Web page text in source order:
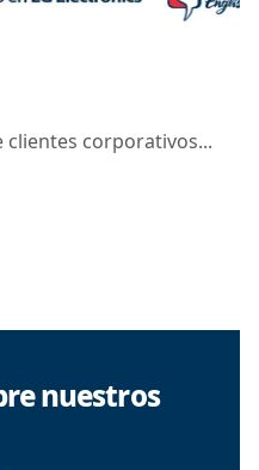
clientes corporativos...
nuestros